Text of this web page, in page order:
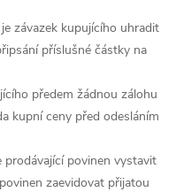
závazek kupujícího uhradit
příslušné částky na
předem žádnou zálohu
kupní ceny před odesláním
prodávající povinen vystavit
zaevidovat přijatou